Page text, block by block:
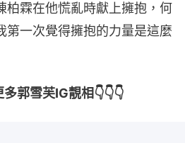
柏霖在他慌亂時獻上擁抱，何
第一次覺得擁抱的力量是這麼
郭雪芙IG靚相👇👇👇